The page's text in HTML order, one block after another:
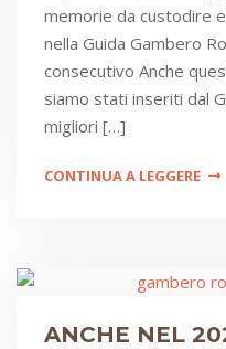
memorie da custodire
nella Guida Gambero
consecutivo Anche
siamo stati inseriti dal
migliori […]
CONTINUA A LEGGERE
ANCHE NEL